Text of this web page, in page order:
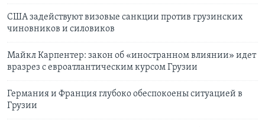
США задействуют визовые санкции против грузинских
чиновников и силовиков
Майкл Карпентер: закон об «иностранном влиянии» идет
вразрез с евроатлантическим курсом Грузии
Германия и Франция глубоко обеспокоены ситуацией в
Грузии